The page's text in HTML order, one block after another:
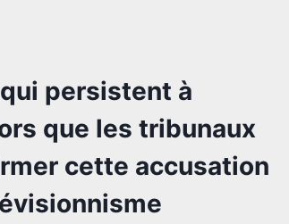
persistent à
que les tribunaux
cette accusation